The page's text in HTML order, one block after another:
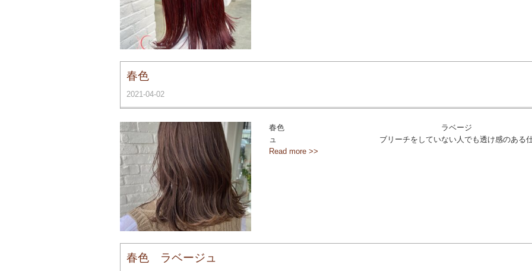
春色
2021-04-02
春色 ラベージ
ュ️ ブリーチをしていない人でも透け感のある仕
Read more >>
春色 ラベージュ️